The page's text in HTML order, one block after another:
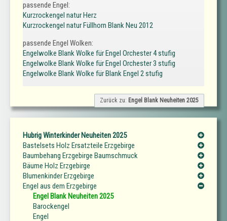
passende Engel:
Kurzrockengel natur Herz
Kurzrockengel natur Füllhorn Blank Neu 2012
passende Engel Wolken:
Engelwolke Blank Wolke für Engel Orchester 4 stufig
Engelwolke Blank Wolke für Engel Orchester 3 stufig
Engelwolke Blank Wolke für Blank Engel 2 stufig
Zurück zu: Engel Blank Neuheiten 2025
Hubrig Winterkinder Neuheiten 2025
Bastelsets Holz Ersatzteile Erzgebirge
Baumbehang Erzgebirge Baumschmuck
Bäume Holz Erzgebirge
Blumenkinder Erzgebirge
Engel aus dem Erzgebirge
Engel Blank Neuheiten 2025
Barockengel
Engel